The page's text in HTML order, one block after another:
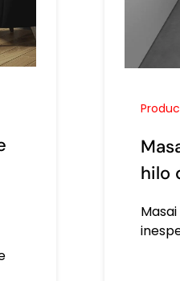
hilo